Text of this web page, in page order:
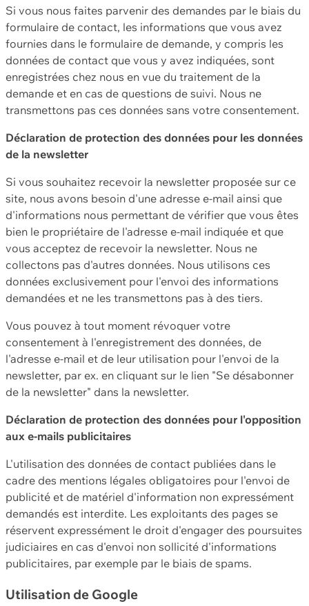
Si vous nous faites parvenir des demandes par le biais du
formulaire de contact, les informations que vous avez
fournies dans le formulaire de demande, y compris les
données de contact que vous y avez indiquées, sont
enregistrées chez nous en vue du traitement de la
demande et en cas de questions de suivi. Nous ne
transmettons pas ces données sans votre consentement.
Déclaration de protection des données pour les données
de la newsletter
Si vous souhaitez recevoir la newsletter proposée sur ce
site, nous avons besoin d'une adresse e-mail ainsi que
d'informations nous permettant de vérifier que vous êtes
bien le propriétaire de l'adresse e-mail indiquée et que
vous acceptez de recevoir la newsletter. Nous ne
collectons pas d'autres données. Nous utilisons ces
données exclusivement pour l'envoi des informations
demandées et ne les transmettons pas à des tiers.
Vous pouvez à tout moment révoquer votre
consentement à l'enregistrement des données, de
l'adresse e-mail et de leur utilisation pour l'envoi de la
newsletter, par ex. en cliquant sur le lien "Se désabonner
de la newsletter" dans la newsletter.
Déclaration de protection des données pour l'opposition
aux e-mails publicitaires
L'utilisation des données de contact publiées dans le
cadre des mentions légales obligatoires pour l'envoi de
publicité et de matériel d'information non expressément
demandés est interdite. Les exploitants des pages se
réservent expressément le droit d'engager des poursuites
judiciaires en cas d'envoi non sollicité d'informations
publicitaires, par exemple par le biais de spams.
Utilisation de Google